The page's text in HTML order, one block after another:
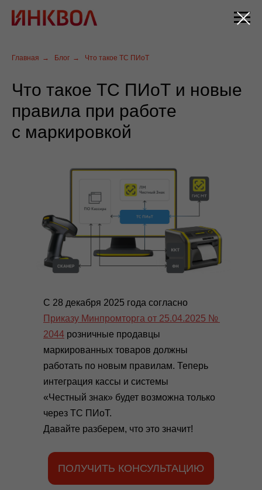
Главная → Блог → Что такое ТС ПИоТ
Что такое ТС ПИоТ и новые
правила при работе
с маркировкой
С 28 декабря 2025 года согласно
Приказу Минпромторга от 25.04.2025 №
2044 розничные продавцы
маркированных товаров должны
работать по новым правилам. Теперь
интеграция кассы и системы
«Честный знак» будет возможна только
через ТС ПИоТ.
Давайте разберем, что это значит!
ПОЛУЧИТЬ КОНСУЛЬТАЦИЮ